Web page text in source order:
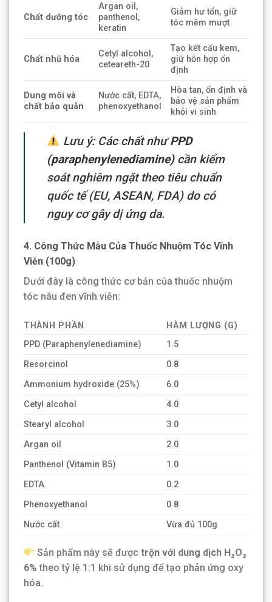
Chất dưỡng tóc
Argan oil,
panthenol,
keratin
Giảm hư tổn, giữ
tóc mềm mượt
Chất nhũ hóa
Cetyl alcohol,
ceteareth-20
Tạo kết cấu kem,
giữ hỗn hợp ổn
định
Dung môi và
chất bảo quản
Nước cất, EDTA,
phenoxyethanol
Hòa tan, ổn định và
bảo vệ sản phẩm
khỏi vi sinh
Lưu ý: Các chất nhưPPD
(paraphenylenediamine)cần kiểm
soát nghiêm ngặt theo tiêu chuẩn
quốc tế (EU, ASEAN, FDA) do có
nguy cơ gây dị ứng da.
4. Công Thức Mẫu Của Thuốc Nhuộm Tóc Vĩnh
Viễn (100g)
Dưới đây là công thức cơ bản của thuốc nhuộm
tóc nâu đen vĩnh viễn:
THÀNH PHẦN
HÀM LƯỢNG (G)
PPD (Paraphenylenediamine)
1.5
Resorcinol
0.8
Ammonium hydroxide (25%)
6.0
Cetyl alcohol
4.0
Stearyl alcohol
3.0
Argan oil
2.0
Panthenol (Vitamin B5)
1.0
EDTA
0.2
Phenoxyethanol
0.8
Nước cất
Vừa đủ 100g
Sản phẩm này sẽ đượctrộn với dung dịch H₂O₂
6% theo tỷ lệ 1:1 khi sử dụng để tạo phản ứng oxy
hóa.